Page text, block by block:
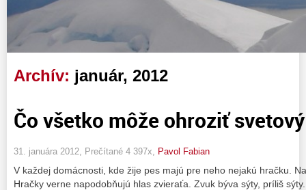
Komerčné blogy
Archív: január, 2012
Čo všetko môže ohroziť
31. januára 2012, Prečítané 4 397x, Pavol Fabian
V každej domácnosti, kde žije pes majú pre neho nejakú hračku.
Hračky verne napodobňujú hlas zvieraťa. Zvuk býva sýty, príliš